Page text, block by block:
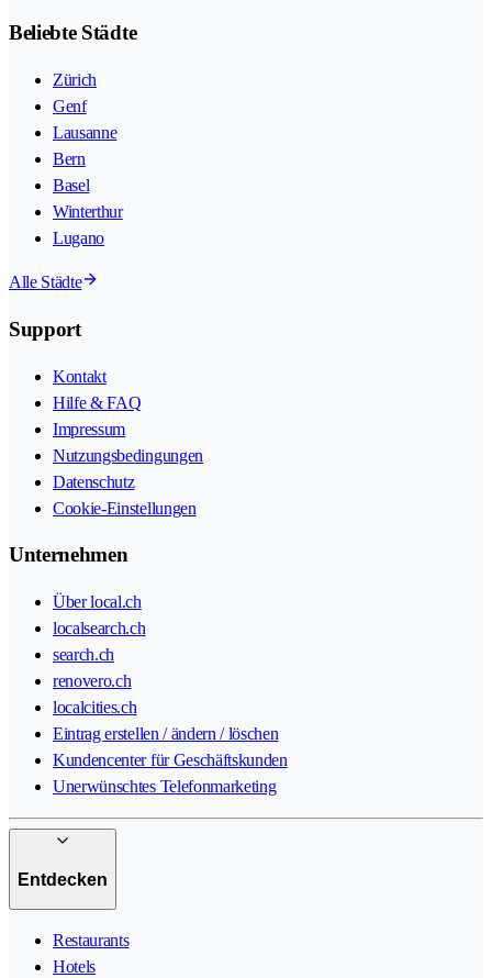
Beliebte Städte
Zürich
Genf
Lausanne
Bern
Basel
Winterthur
Lugano
Alle Städte
Support
Kontakt
Hilfe & FAQ
Impressum
Nutzungsbedingungen
Datenschutz
Cookie-Einstellungen
Unternehmen
Über local.ch
localsearch.ch
search.ch
renovero.ch
localcities.ch
Eintrag erstellen / ändern / löschen
Kundencenter für Geschäftskunden
Unerwünschtes Telefonmarketing
Entdecken
Restaurants
Hotels